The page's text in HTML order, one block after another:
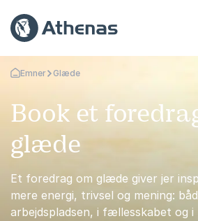
Tilbage til forsiden
Emner Glæde
Book et
glæde
Et foredrag om glæde giver jer
mere energi, trivsel og mening:
arbejdspladsen, i fællesskabet og i